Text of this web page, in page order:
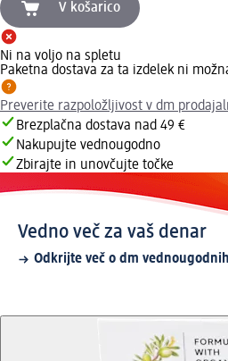
V košarico
Ni na voljo na spletu
Paketna dostava za ta izdelek ni
Preverite razpoložljivost v dm
Brezplačna dostava nad 49 €
Nakupujte vednougodno
Zbirajte in unovčujte točke
Vedno več za vaš denar
Odkrijte več o dm